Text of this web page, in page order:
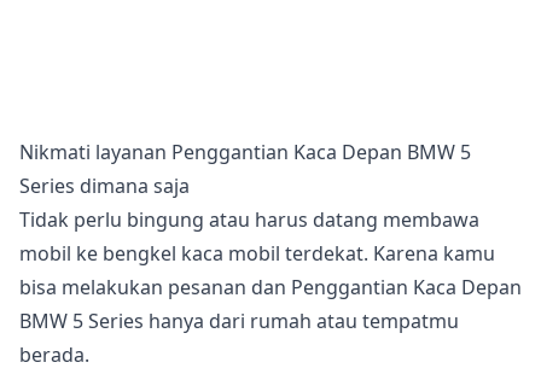
Nikmati layanan Penggantian Kaca Depan BMW 5
Series dimana saja
Tidak perlu bingung atau harus datang membawa
mobil ke bengkel kaca mobil terdekat. Karena kamu
bisa melakukan pesanan dan Penggantian Kaca Depan
BMW 5 Series hanya dari rumah atau tempatmu
berada.